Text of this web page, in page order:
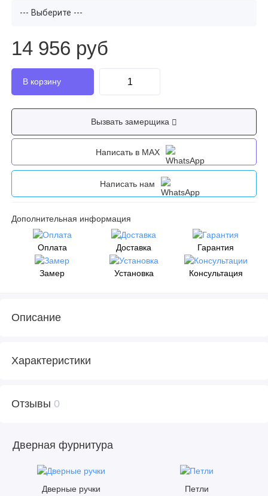
--- Выберите ---
14 956 руб
Вызвать замерщика
Написать в MAX
Написать нам
Дополнительная информация
Оплата Доставка Гарантия
Замер Установка Консультация
Описание
Характеристики
Отзывы 0
Дверная фурнитура
Дверные ручки Петли